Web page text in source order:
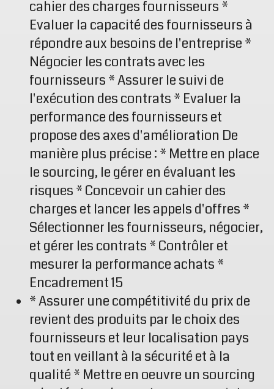
cahier des charges fournisseurs *
Evaluer la capacité des fournisseurs à
répondre aux besoins de l'entreprise *
Négocier les contrats avec les
fournisseurs * Assurer le suivi de
l'exécution des contrats * Evaluer la
performance des fournisseurs et
propose des axes d'amélioration De
manière plus précise : * Mettre en place
le sourcing, le gérer en évaluant les
risques * Concevoir un cahier des
charges et lancer les appels d'offres *
Sélectionner les fournisseurs, négocier,
et gérer les contrats * Contrôler et
mesurer la performance achats *
Encadrement 15
* Assurer une compétitivité du prix de
revient des produits par le choix des
fournisseurs et leur localisation pays
tout en veillant à la sécurité et à la
qualité * Mettre en oeuvre un sourcing